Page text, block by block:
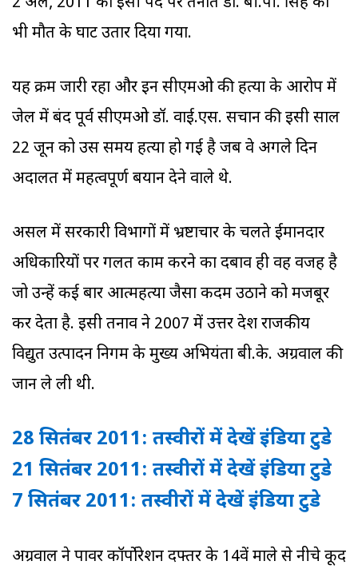
भी मौत के घाट उतार दिया गया.
यह क्रम जारी रहा और इन सीएमओ की हत्या के आरोप में
जेल में बंद पूर्व सीएमओ डॉ. वाई.एस. सचान की इसी साल
22 जून को उस समय हत्या हो गई है जब वे अगले दिन
अदालत में महत्वपूर्ण बयान देने वाले थे.
असल में सरकारी विभागों में भ्रष्टाचार के चलते ईमानदार
अधिकारियों पर गलत काम करने का दबाव ही वह वजह है
जो उन्हें कई बार आत्महत्या जैसा कदम उठाने को मजबूर
कर देता है. इसी तनाव ने 2007 में उत्तर प्रदेश राजकीय
विद्युत उत्पादन निगम के मुख्य अभियंता बी.के. अग्रवाल की
जान ले ली थी.
28 सितंबर 2011: तस्‍वीरों में देखें इंडिया टुडे
21 सितंबर 2011: तस्‍वीरों में देखें इंडिया टुडे
7 सितंबर 2011: तस्‍वीरों में देखें इंडिया टुडे
अग्रवाल ने पावर कॉर्पोरेशन दफ्तर के 14वें माले से नीचे कूद